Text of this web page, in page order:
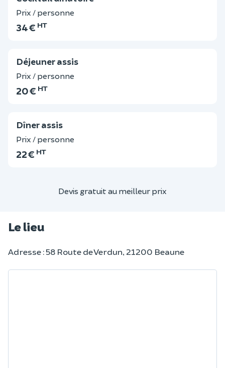
Prix / personne
34 € HT
Déjeuner assis
Prix / personne
20 € HT
Dîner assis
Prix / personne
22 € HT
Devis gratuit au meilleur prix
Le lieu
Adresse : 58 Route de Verdun, 21200 Beaune